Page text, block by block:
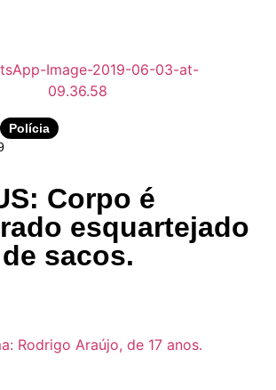
Polícia
Corpo é
esquartejado
sacos.